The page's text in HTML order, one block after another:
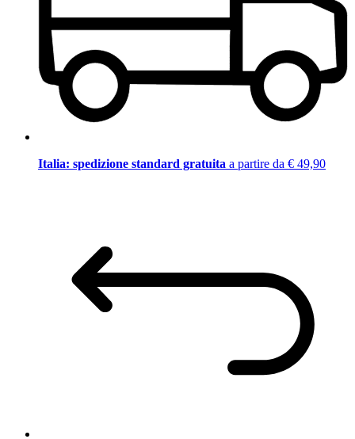
Italia: spedizione standard gratuita a partire da € 49,90